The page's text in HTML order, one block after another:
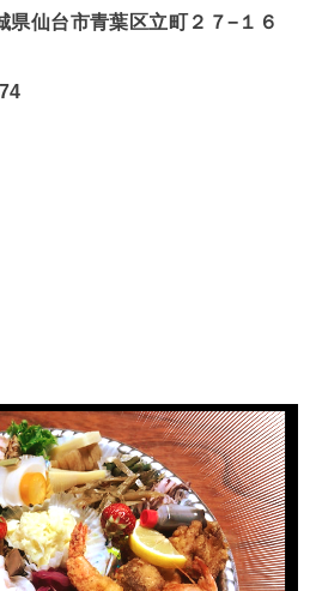
県仙台市青葉区立町２７−１６